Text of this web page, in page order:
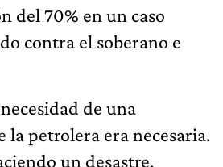
del 70% en un caso
contra el soberano e
de una
la petrolera era necesaria.
un desastre,